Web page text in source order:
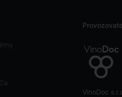
VinoDoc